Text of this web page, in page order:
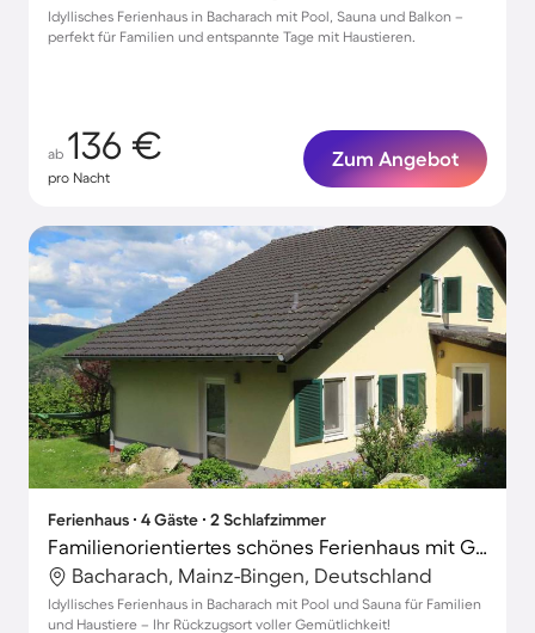
Idyllisches Ferienhaus in Bacharach mit Pool, Sauna und Balkon –
perfekt für Familien und entspannte Tage mit Haustieren.
ab 136 €
pro Nacht
Zum Angebot
Ferienhaus ∙ 4 Gäste ∙ 2 Schlafzimmer
Familienorientiertes schönes Ferienhaus mit Grill, Pool und Terrasse | Hunde erlaubt
Bacharach, Mainz-Bingen, Deutschland
Idyllisches Ferienhaus in Bacharach mit Pool und Sauna für Familien
und Haustiere – Ihr Rückzugsort voller Gemütlichkeit!